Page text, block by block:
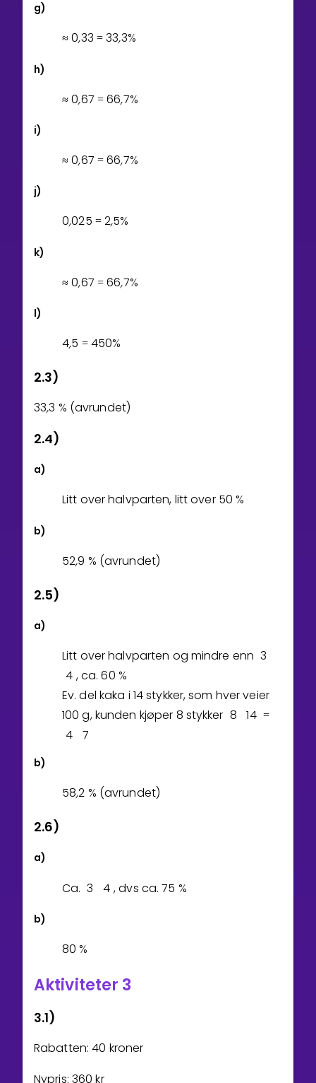
g)
≈ 0,33 = 33,3%
h)
≈ 0,67 = 66,7%
i)
≈ 0,67 = 66,7%
j)
0,025 = 2,5%
k)
≈ 0,67 = 66,7%
l)
4,5 = 450%
2.3)
33,3 % (avrundet)
2.4)
a)
Litt over halvparten, litt over 50 %
b)
52,9 % (avrundet)
2.5)
a)
Litt over halvparten og mindre enn 3
4 , ca.60 %
Ev. del kaka i 14 stykker, som hver veier
100 g, kunden kjøper 8 stykker 8 14 =
4 7
b)
58,2 % (avrundet)
2.6)
a)
Ca. 3 4 , dvs ca.75 %
b)
80 %
Aktiviteter 3
3.1)
Rabatten: 40 kroner
Nypris: 360 kr